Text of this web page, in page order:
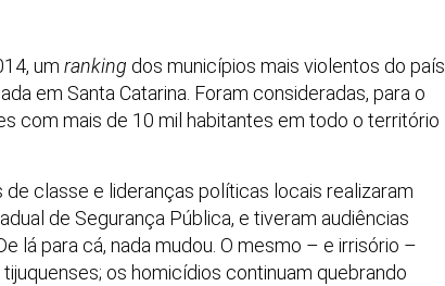
um ranking dos municípios mais violentos do país.
em Santa Catarina. Foram consideradas, para o
com mais de 10 mil habitantes em todo o território
classe e lideranças políticas locais realizaram
de Segurança Pública, e tiveram audiências
De lá para cá, nada mudou. O mesmo – e irrisório –
os homicídios continuam quebrando